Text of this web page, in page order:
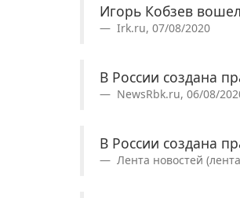
Игорь Кобзев
Irk.ru, 07/08/2020
В России создана
NewsRbk.ru, 06/08/
В России создана
Лента новостей